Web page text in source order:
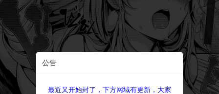
公告
最近又开始封了，下方网域有更新，大家